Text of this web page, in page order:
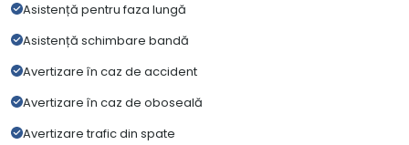
Asistență pentru faza lungă
Asistență schimbare bandă
Avertizare în caz de accident
Avertizare în caz de oboseală
Avertizare trafic din spate